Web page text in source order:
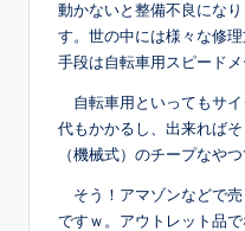
動かないと整備不良にな
す。世の中には様々な修
手段は自転車用スピード
自転車用といってもサ
代もかかるし、出来れば
（機械式）のチープなや
そう！アマゾンなどで
ですｗ。アウトレット品